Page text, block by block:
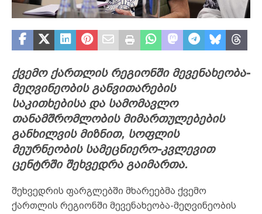
ქვემო ქართლის რეგიონში მევენახეობა-
მეღვინეობის განვითარების
საკითხებისა და სამომავლო
თანამშრომლობის მიმართულებების
განხილვის მიზნით, სოფლის
მეურნეობის სამეცნიერო-კვლევით
ცენტრში შეხვედრა გაიმართა.
შეხვედრის ფარგლებში მხარეებმა ქვემო
ქართლის რეგიონში მევენახეობა-მეღვინეობის